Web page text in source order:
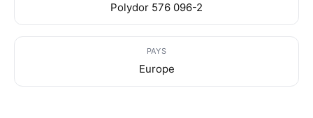
Polydor 576 096-2
PAYS
Europe